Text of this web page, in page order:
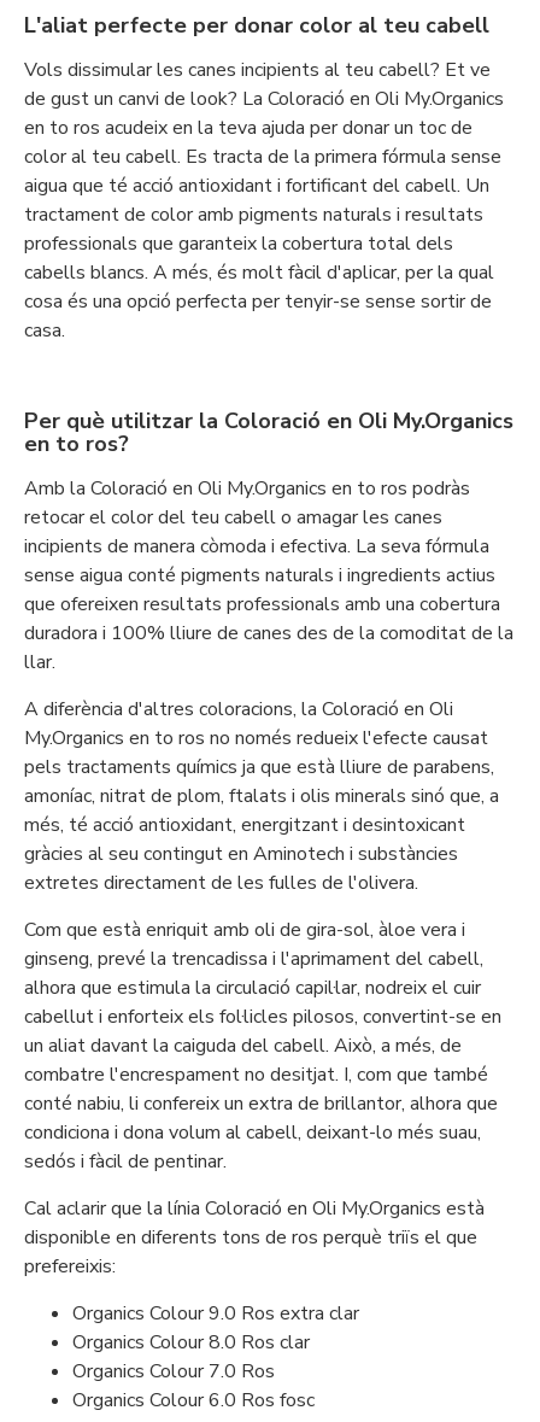
L'aliat perfecte per donar color al teu cabell
Vols dissimular les canes incipients al teu cabell? Et ve
de gust un canvi de look? La Coloració en Oli My.Organics
en to ros acudeix en la teva ajuda per donar un toc de
color al teu cabell. Es tracta de la primera fórmula sense
aigua que té acció antioxidant i fortificant del cabell. Un
tractament de color amb pigments naturals i resultats
professionals que garanteix la cobertura total dels
cabells blancs. A més, és molt fàcil d'aplicar, per la qual
cosa és una opció perfecta per tenyir-se sense sortir de
casa.
Per què utilitzar la Coloració en Oli My.Organics
en to ros?
Amb la Coloració en Oli My.Organics en to ros podràs
retocar el color del teu cabell o amagar les canes
incipients de manera còmoda i efectiva. La seva fórmula
sense aigua conté pigments naturals i ingredients actius
que ofereixen resultats professionals amb una cobertura
duradora i 100% lliure de canes des de la comoditat de la
llar.
A diferència d'altres coloracions, la Coloració en Oli
My.Organics en to ros no només redueix l'efecte causat
pels tractaments químics ja que està lliure de parabens,
amoníac, nitrat de plom, ftalats i olis minerals sinó que, a
més, té acció antioxidant, energitzant i desintoxicant
gràcies al seu contingut en Aminotech i substàncies
extretes directament de les fulles de l'olivera.
Com que està enriquit amb oli de gira-sol, àloe vera i
ginseng, prevé la trencadissa i l'aprimament del cabell,
alhora que estimula la circulació capil·lar, nodreix el cuir
cabellut i enforteix els fol·licles pilosos, convertint-se en
un aliat davant la caiguda del cabell. Això, a més, de
combatre l'encrespament no desitjat. I, com que també
conté nabiu, li confereix un extra de brillantor, alhora que
condiciona i dona volum al cabell, deixant-lo més suau,
sedós i fàcil de pentinar.
Cal aclarir que la línia Coloració en Oli My.Organics està
disponible en diferents tons de ros perquè triïs el que
prefereixis:
Organics Colour 9.0 Ros extra clar
Organics Colour 8.0 Ros clar
Organics Colour 7.0 Ros
Organics Colour 6.0 Ros fosc